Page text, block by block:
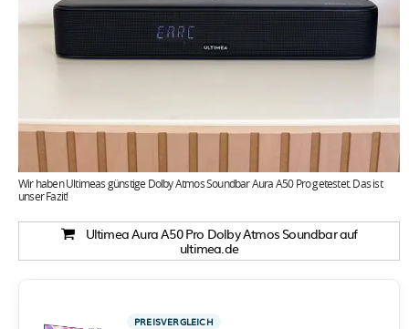
Wir haben Ultimeas günstige Dolby Atmos Soundbar Aura A50 Pro getestet. Das ist
unser Fazit!
Ultimea Aura A50 Pro Dolby Atmos Soundbar auf
ultimea.de
PREISVERGLEICH